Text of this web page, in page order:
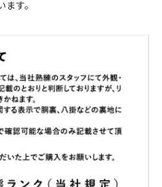
す。